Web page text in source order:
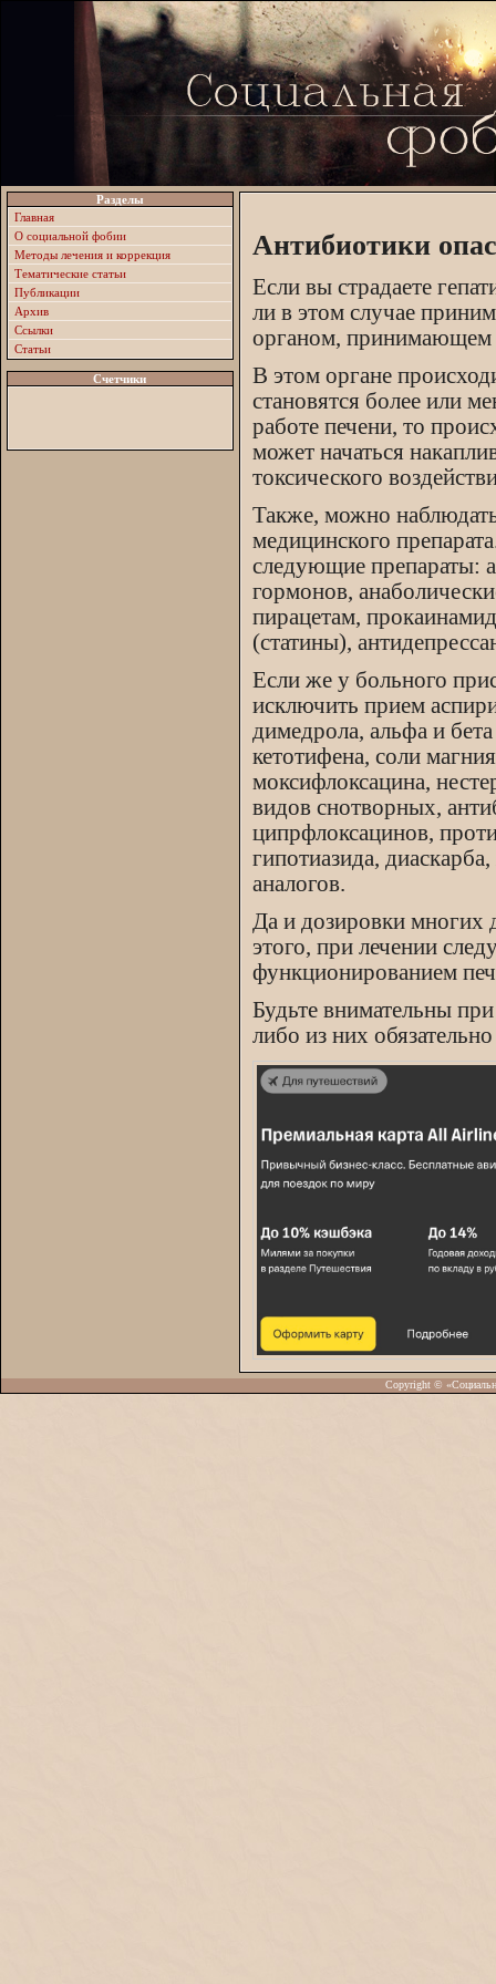
Разделы
Главная
О социальной фобии
Методы лечения и коррекция
Тематические статьи
Публикации
Архив
Ссылки
Статьи
Счетчики
Антибиотики
Если вы страдаете
ли в этом случае
органом, принимающем
В этом органе
становятся более или
работе печени, то
может начаться
токсического
Также, можно
медицинского
следующие препараты:
гормонов,
пирацетам,
(статины),
Если же у больного
исключить прием
димедрола, альфа и
кетотифена, соли
моксифлоксацина,
видов снотворных,
ципрфлоксацинов,
гипотиазида,
аналогов.
Да и дозировки
этого, при лечении
функционированием
Будьте внимательны
либо из них
Copyright ©